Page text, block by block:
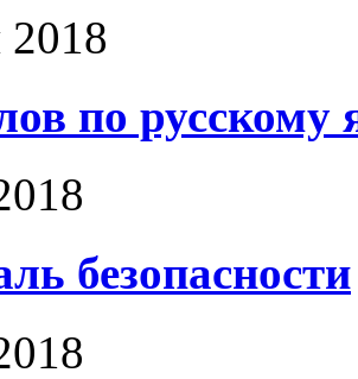
по русскому
безопасности